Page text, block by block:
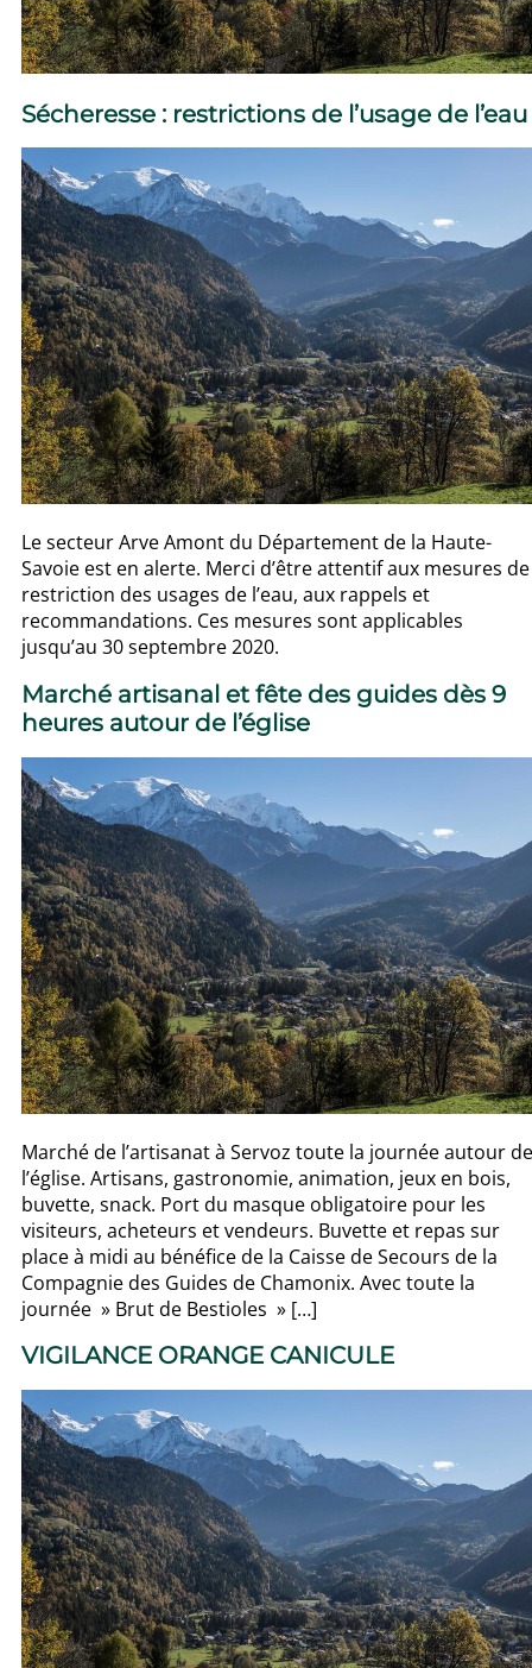
Sécheresse : restrictions de l’usage de l’eau
Le secteur Arve Amont du Département de la Haute-
Savoie est en alerte. Merci d’être attentif aux mesures de
restriction des usages de l’eau, aux rappels et
recommandations. Ces mesures sont applicables
jusqu’au 30 septembre 2020.
Marché artisanal et fête des guides dès 9
heures autour de l’église
Marché de l’artisanat à Servoz toute la journée autour de
l’église. Artisans, gastronomie, animation, jeux en bois,
buvette, snack. Port du masque obligatoire pour les
visiteurs, acheteurs et vendeurs. Buvette et repas sur
place à midi au bénéfice de la Caisse de Secours de la
Compagnie des Guides de Chamonix. Avec toute la
journée » Brut de Bestioles » […]
VIGILANCE ORANGE CANICULE